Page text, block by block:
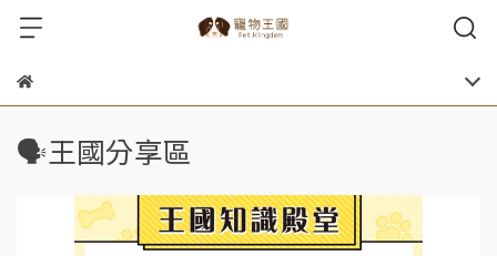
🗣️王國分享區